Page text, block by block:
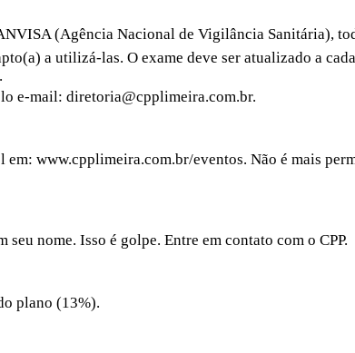
(Agência Nacional de Vigilância Sanitária),
a utilizá-las. O exame deve ser atualizado a
e-mail: diretoria@cpplimeira.com.br.
www.cpplimeira.com.br/eventos. Não é mais
nome. Isso é golpe. Entre em contato com o CPP.
plano (13%).